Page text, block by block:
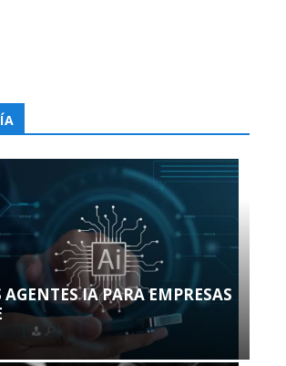
AGENTES IA PARA EMPRESAS